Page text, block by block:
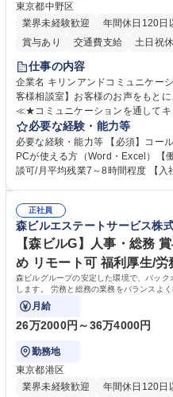
東京都中野区
業界未経験歓迎
年間休日120日
賞与あり
交通費支給 土日祝
仕事の内容
企業名 キリンアンドコミュニケーションズ株式会
客様相談室】お客様のお声をもとにより
≪★コミュニケーションを通して
お客様のお声をより良い商品づく
様相談室でのお仕事です。 日々お客様からいただくキリングループへのご
意見を、企業活動に活かしていま
って対応、情報提供するとともに
平均100件前後■メール・手紙：同上40件前後 募集職種
相談室】お客様のお声をもとにより
必要な経験・能力等
必要な経験・能力等 【必須】コー
PCが使える方（Word・Excel）【
談可/月平均残業7～8時間程度 【入社後の研修】着任から1か月は電話対応
すのでご安心ください。 【当社に
う会社として、お客様との出会い
を込めてコミュニケーションをと
す。 学歴・資格 学歴：大学院 大学 高専 短大 専修学校 高校 語学力： 資
格：
正社員
森ビルエステートサービス株
【森ビルG】人事・総務
め リモート可 福利厚生/労
森ビルグループの安定した環境で、バッ
します。 労務と総務の業務をバランスよ
にも挑戦できる、やりがいある環境です。
月給
26万2000円～36万4000円
勤務地
東京都港区
業界未経験歓迎
年間休日120日